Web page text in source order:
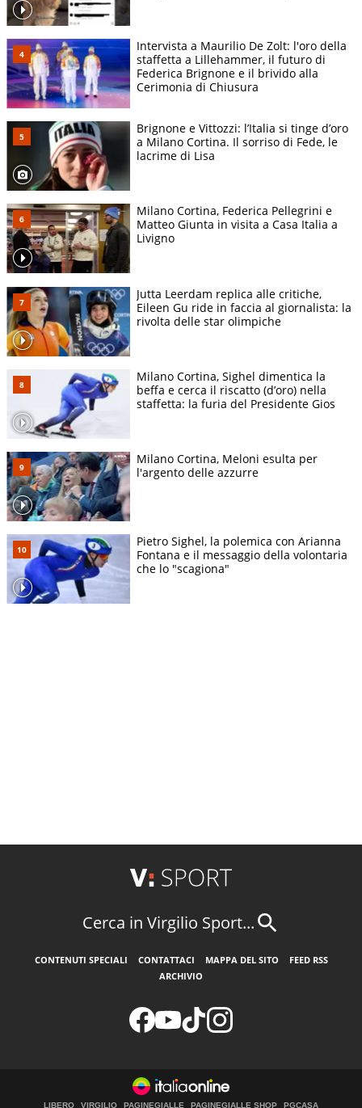
Intervista a Maurilio De Zolt: l'oro della
staffetta a Lillehammer, il futuro di
Federica Brignone e il brivido alla
Cerimonia di Chiusura
Brignone e Vittozzi: l’Italia si tinge d’oro
a Milano Cortina. Il sorriso di Fede, le
lacrime di Lisa
Milano Cortina, Federica Pellegrini e
Matteo Giunta in visita a Casa Italia a
Livigno
Jutta Leerdam replica alle critiche,
Eileen Gu ride in faccia al giornalista: la
rivolta delle star olimpiche
Milano Cortina, Sighel dimentica la
beffa e cerca il riscatto (d’oro) nella
staffetta: la furia del Presidente Gios
Milano Cortina, Meloni esulta per
l'argento delle azzurre
Pietro Sighel, la polemica con Arianna
Fontana e il messaggio della volontaria
che lo "scagiona"
Cerca in Virgilio Sport...
CONTENUTI SPECIALI CONTATTACI MAPPA DEL SITO
FEED RSS
ARCHIVIO
LIBERO VIRGILIO PAGINEGIALLE PAGINEGIALLE SHOP PGCASA